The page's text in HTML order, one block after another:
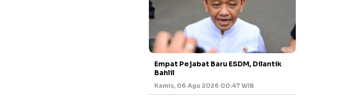
Empat Pejabat Baru ESDM, Dilantik
Bahlil
Kamis, 06 Agu 2026 00:47 WIB